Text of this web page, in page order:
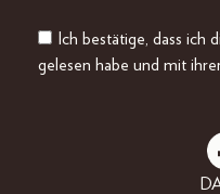
Ich bestätige, dass ich
gelesen habe und mit